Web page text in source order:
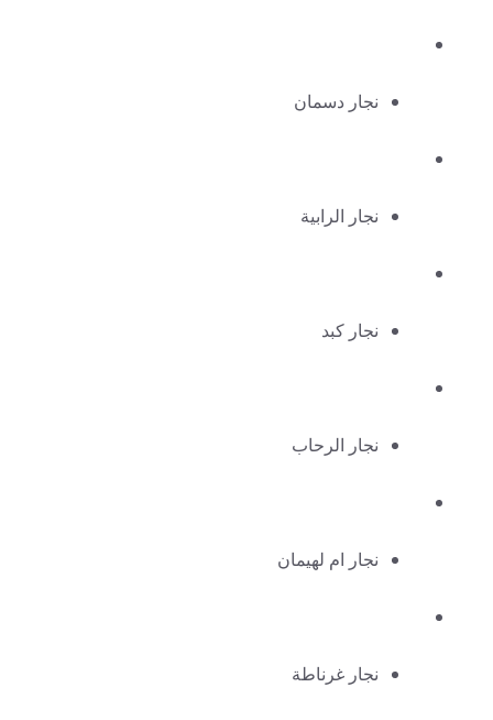
نجار دسمان
نجار الرابية
نجار كبد
نجار الرحاب
نجار ام لهيمان
نجار غرناطة